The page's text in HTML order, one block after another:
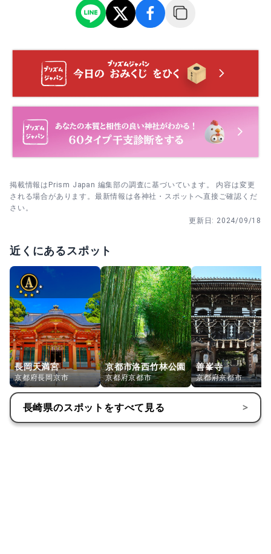
掲載情報はPrism Japan 編集部の調査に基づいています。 内容は変更
される場合があります。最新情報は各神社・スポットへ直接ご確認くだ
さい。
更新日: 2024/09/18
近くにあるスポット
長岡天満宮
京都府長岡京市
京都市洛西竹林公園
京都府京都市
善峯寺
京都府京都市
長崎県のスポットをすべて見る >